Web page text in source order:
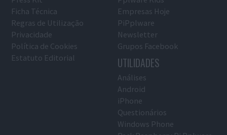
Ficha Técnica
Regras de Utilização
Privacidade
Política de Cookies
Estatuto Editorial
Empresas Hoje
PiPplware
Newsletter
Grupos Facebook
UTILIDADES
Análises
Android
iPhone
Questionários
Windows Phone